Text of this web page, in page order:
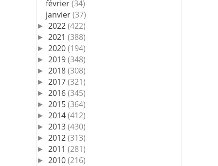
février(34)
janvier(37)
► 2022(422)
► 2021 (388)
► 2020(194)
► 2019(348)
► 2018(308)
► 2017(321)
► 2016(345)
► 2015(364)
► 2014(412)
► 2013(430)
► 2012(313)
► 2011 (281)
► 2010(216)